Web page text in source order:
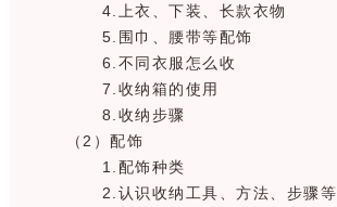
4.上衣、下装、长款衣物
5.围巾、腰带等配饰
6.不同衣服怎么收
7.收纳箱的使用
8.收纳步骤
（2）配饰
1.配饰种类
2.认识收纳工具、方法、步骤等